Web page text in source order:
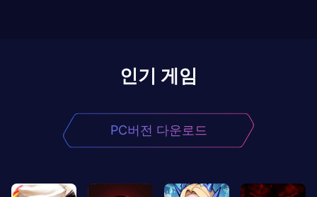
인기 게임
PC버전 다운로드